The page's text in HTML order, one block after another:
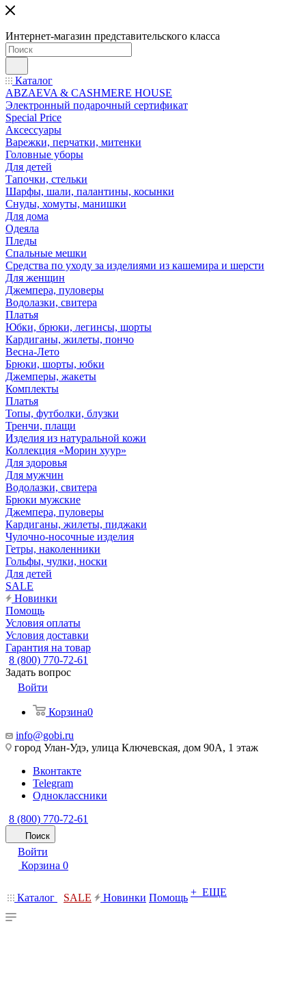
Интернет-магазин представительского класса
Каталог
ABZAEVA & CASHMERE HOUSE
Электронный подарочный сертификат
Special Price
Аксессуары
Варежки, перчатки, митенки
Головные уборы
Для детей
Тапочки, стельки
Шарфы, шали, палантины, косынки
Снуды, хомуты, манишки
Для дома
Одеяла
Пледы
Спальные мешки
Средства по уходу за изделиями из кашемира и шерсти
Для женщин
Джемпера, пуловеры
Водолазки, свитера
Платья
Юбки, брюки, легинсы, шорты
Кардиганы, жилеты, пончо
Весна-Лето
Брюки, шорты, юбки
Джемперы, жакеты
Комплекты
Платья
Топы, футболки, блузки
Тренчи, плащи
Изделия из натуральной кожи
Коллекция «Морин хуур»
Для здоровья
Для мужчин
Водолазки, свитера
Брюки мужские
Джемпера, пуловеры
Кардиганы, жилеты, пиджаки
Чулочно-носочные изделия
Гетры, наколенники
Гольфы, чулки, носки
Для детей
SALE
Новинки
Помощь
Условия оплаты
Условия доставки
Гарантия на товар
8 (800) 770-72-61
Задать вопрос
Войти
Корзина0
info@gobi.ru
город Улан-Удэ, улица Ключевская, дом 90А, 1 этаж
Вконтакте
Telegram
Одноклассники
8 (800) 770-72-61
Поиск
Войти
Корзина 0
Каталог SALE Новинки Помощь + ЕЩЕ